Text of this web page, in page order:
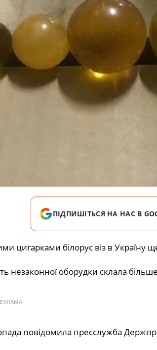
ПІДПИШІТЬСЯ НА НАС В
цигарками білорус віз в
незаконної оборудки склала
повідомила пресслужба